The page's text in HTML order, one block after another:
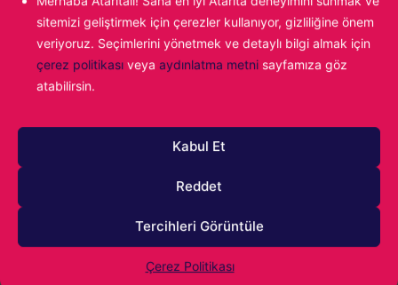
sitemizi geliştirmek için çerezler kullanıyor, gizliliğine önem
veriyoruz. Seçimlerini yönetmek ve detaylı bilgi almak için
çerez politikası veya aydınlatma metni sayfamıza göz
atabilirsin.
Kabul Et
Reddet
Tercihleri Görüntüle
Çerez Politikası
17 Nisan 2024 14:20
Mükemmel bir oyun olacak